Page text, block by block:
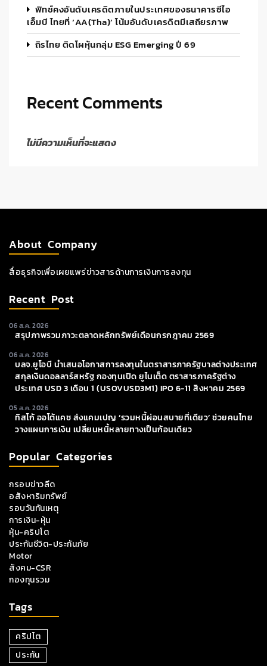
ฟิทช์คงอันดับเครดิตภายในประเทศของธนาคารซีไอ
เอ็มบี ไทยที่ ‘AA(tha)’ โน้มอันดับเครดิตมีเสถียรภาพ
ถิรไทย ติดโผหุ้นกลุ่ม ESG Emerging ปี 69
Recent Comments
ไม่มีความเห็นที่จะแสดง
About Company
สื่อธุรกิจเพื่อเผยแพร่ข่าวสารด้านการเงินการลงทุน
Recent Post
06 ส.ค. 2026
สรุปภาพรวมภาวะตลาดหลักทรัพย์เดือนกรกฎาคม 2569
06 ส.ค. 2026
บลจ.ยูโอบี นำเสนอโอกาสการลงทุนในตราสารภาครัฐบาลต่างประเทศ
สกุลเงินดอลลาร์สหรัฐ กองทุนเปิด ยูไนเต็ด ตราสารภาครัฐต่าง
ประเทศ USD 3 เดือน 1 (USOVUSD3M1) IPO 6-11 สิงหาคม 2569
05 ส.ค. 2026
ทิสโก้ ออโต้แคช ส่งแคมเปญ ‘รวมหนี้ผ่อนสบายที่เดียว’ ช่วยคนไทย
วางแผนการเงิน เปลี่ยนหนี้หลายทางเป็นก้อนเดียว
Popular Categories
กรอบข่าวลีด
อสังหาริมทรัพย์
รอบวันทันเหตุ
การเงิน-หุ้น
หุ้น-คริปโต
ประกันชีวิต-ประกันภัย
Motor
สังคม-CSR
กองทุนรวม
Tags
คริปโต
ประกัน